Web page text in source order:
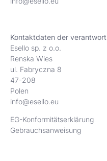
Kontaktdaten der
Esello sp. z o.o.
Renska Wies
ul. Fabryczna 8
47-208
Polen
info@esello.eu
EG-Konformitätserklärung
Gebrauchsanweisung